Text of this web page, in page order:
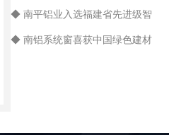
◆ 南平铝业入选福建省先进级智
能工厂名单
◆ 南铝系统窗喜获中国绿色建材